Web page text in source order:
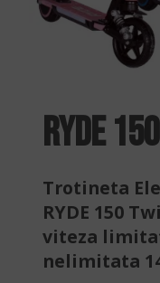
RYDE
Trotineta
RYDE 150
viteza
nelimitata